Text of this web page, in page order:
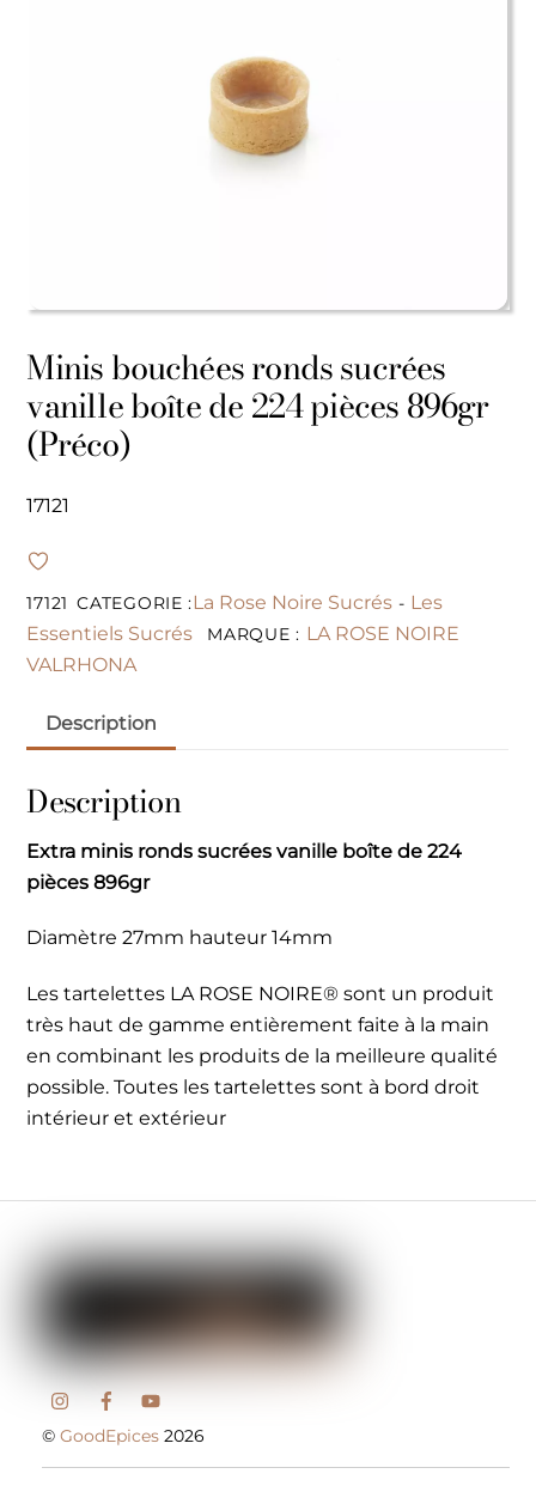
Minis bouchées ronds sucrées
vanille boîte de 224 pièces 896gr
(Préco)
17121
17121 CATEGORIE :La Rose Noire Sucrés - Les
Essentiels Sucrés
MARQUE : LA ROSE NOIRE
VALRHONA
Description
Description
Extra minis ronds sucrées vanille boîte de 224
pièces 896gr
Diamètre 27mm hauteur 14mm
Les tartelettes LA ROSE NOIRE® sont un produit
très haut de gamme entièrement faite à la main
en combinant les produits de la meilleure qualité
possible. Toutes les tartelettes sont à bord droit
intérieur et extérieur
©GoodEpices 2026